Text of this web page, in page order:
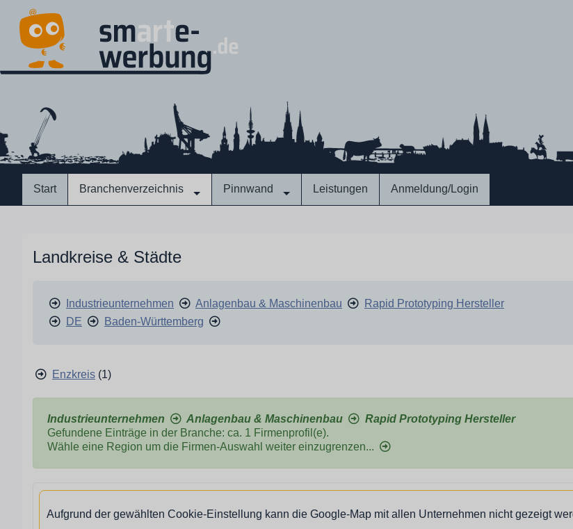
Start Branchenverzeichnis Pinnwand Leistungen Anmeldung/Login
Landkreise & Städte
Industrieunternehmen Anlagenbau & Maschinenbau
Rapid Prototyping Hersteller
DE
Baden-Württemberg
Enzkreis (1)
Industrieunternehmen Anlagenbau & Maschinenbau
Rapid Prototyping Hersteller
Gefundene Einträge in der Branche: ca. 1 Firmenprofil(e).
Wähle eine Region um die Firmen-Auswahl weiter einzugrenzen...
Aufgrund der gewählten Cookie-Einstellung kann die Google-Map mit allen Unternehmen nicht gezeigt